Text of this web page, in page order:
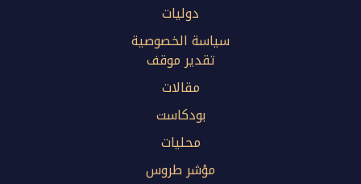
دوليات
سياسة الخصوصية
تقدير موقف
مقالات
بودكاست
محليات
مؤشر طروس